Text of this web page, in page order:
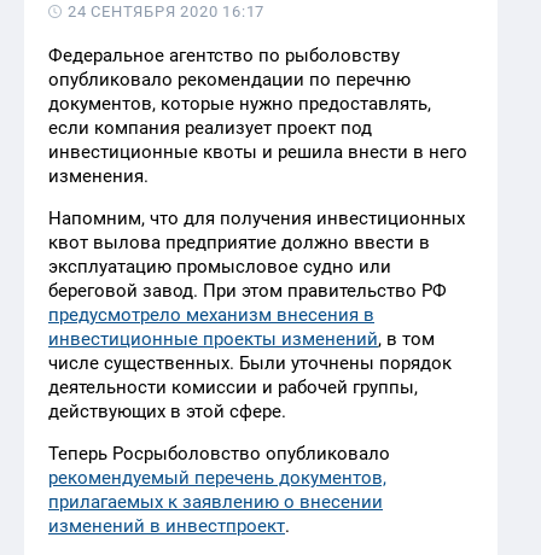
24 СЕНТЯБРЯ 2020 16:17
Федеральное агентство по рыболовству
опубликовало рекомендации по перечню
документов, которые нужно предоставлять,
если компания реализует проект под
инвестиционные квоты и решила внести в него
изменения.
Напомним, что для получения инвестиционных
квот вылова предприятие должно ввести в
эксплуатацию промысловое судно или
береговой завод. При этом правительство РФ
предусмотрело механизм внесения в
инвестиционные проекты изменений, в том
числе существенных. Были уточнены порядок
деятельности комиссии и рабочей группы,
действующих в этой сфере.
Теперь Росрыболовство опубликовало
рекомендуемый перечень документов,
прилагаемых к заявлению о внесении
изменений в инвестпроект.